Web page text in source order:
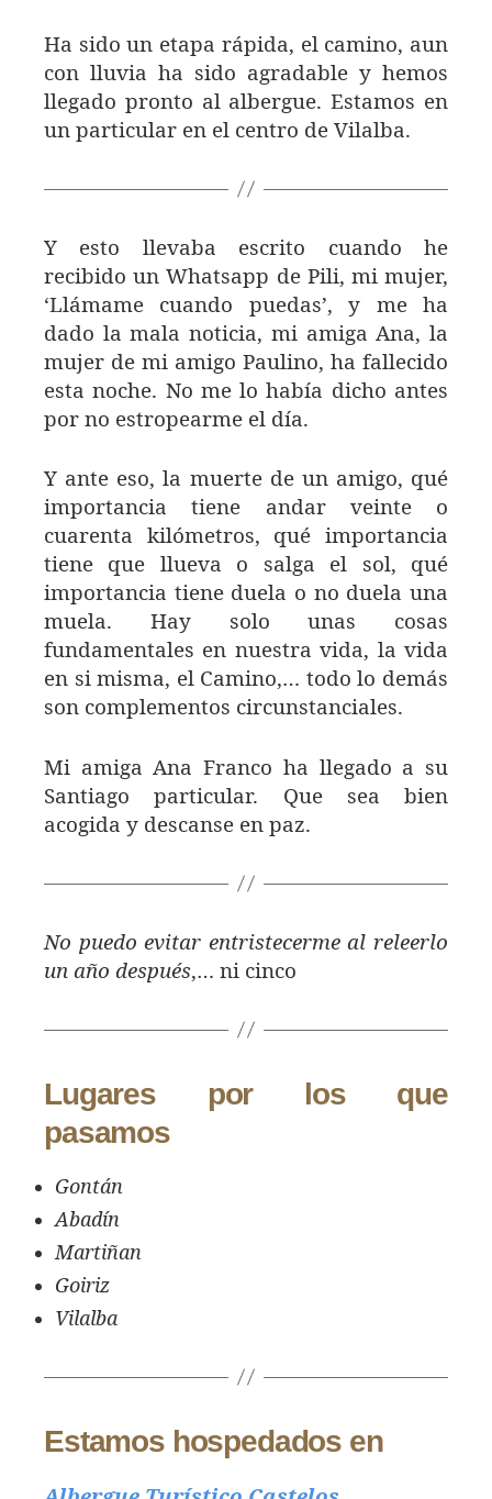
Ha sido un etapa rápida, el camino, aun
con lluvia ha sido agradable y hemos
llegado pronto al albergue. Estamos en
un particular en el centro de Vilalba.
Y esto llevaba escrito cuando he
recibido un Whatsapp de Pili, mi mujer,
‘Llámame cuando puedas’, y me ha
dado la mala noticia, mi amiga Ana, la
mujer de mi amigo Paulino, ha fallecido
esta noche. No me lo había dicho antes
por no estropearme el día.
Y ante eso, la muerte de un amigo, qué
importancia tiene andar veinte o
cuarenta kilómetros, qué importancia
tiene que llueva o salga el sol, qué
importancia tiene duela o no duela una
muela. Hay solo unas cosas
fundamentales en nuestra vida, la vida
en si misma, el Camino,… todo lo demás
son complementos circunstanciales.
Mi amiga Ana Franco ha llegado a su
Santiago particular. Que sea bien
acogida y descanse en paz.
No puedo evitar entristecerme al releerlo
un año después,… ni cinco
Lugares por los que
pasamos
Gontán
Abadín
Martiñan
Goiriz
Vilalba
Estamos hospedados en